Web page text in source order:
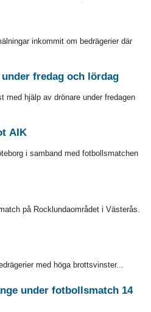
inkommit om bedrägerier där
fredag och lördag
med hjälp av drönare under fredagen
AIK
i samband med fotbollsmatchen
på Rocklundaområdet i Västerås.
med höga brottsvinster...
under fotbollsmatch 14